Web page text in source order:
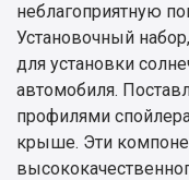
неблагоприятную
Установочный
для установки
автомобиля.
профилями
крыше. Эти